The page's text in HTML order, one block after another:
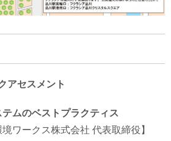
アセスメント
ムのベストプラクティス
ワークス株式会社 代表取締役】